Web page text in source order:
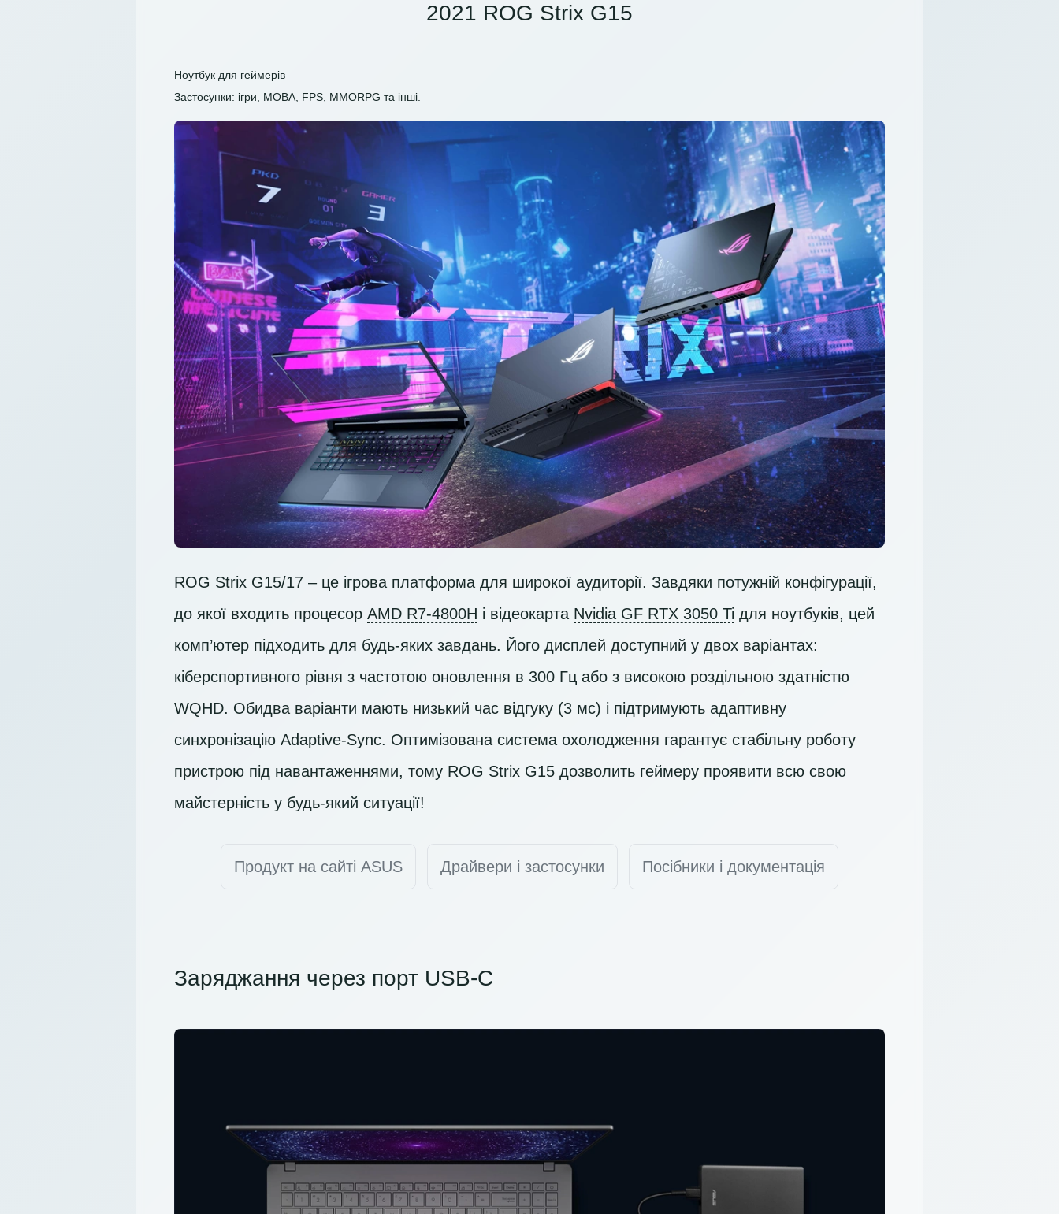
2021 ROG Strix G15
Ноутбук для геймерів
Застосунки: ігри, MOBA, FPS, MMORPG та інші.
ROG Strix G15/17 – це ігрова платформа для широкої аудиторії. Завдяки потужній конфігурації,
до якої входить процесор AMD R7-4800H і відеокарта Nvidia GF RTX 3050 Ti для ноутбуків, цей
комп’ютер підходить для будь-яких завдань. Його дисплей доступний у двох варіантах:
кіберспортивного рівня з частотою оновлення в 300 Гц або з високою роздільною здатністю
WQHD. Обидва варіанти мають низький час відгуку (3 мс) і підтримують адаптивну
синхронізацію Adaptive-Sync. Оптимізована система охолодження гарантує стабільну роботу
пристрою під навантаженнями, тому ROG Strix G15 дозволить геймеру проявити всю свою
майстерність у будь-який ситуації!
Продукт на сайті ASUS Драйвери і застосунки Посібники і документація
Заряджання через порт USB-C